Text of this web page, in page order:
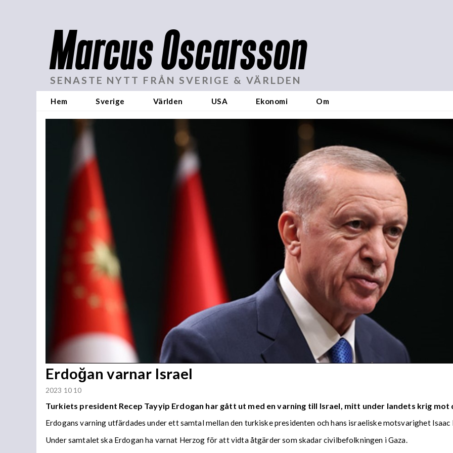
Marcus Oscarsson
SENASTE NYTT FRÅN SVERIGE & VÄRLDEN
Hem Sverige Världen USA Ekonomi Om
Erdoğan varnar Israel
2023 10 10
Turkiets president Recep Tayyip Erdogan har gått ut med en varning till Israel, mitt under landets krig
Erdogans varning utfärdades under ett samtal mellan den turkiske presidenten och hans israeliske motsvarighet Isaac
Under samtalet ska Erdogan ha varnat Herzog för att vidta åtgärder som skadar civilbefolkningen i Gaza.